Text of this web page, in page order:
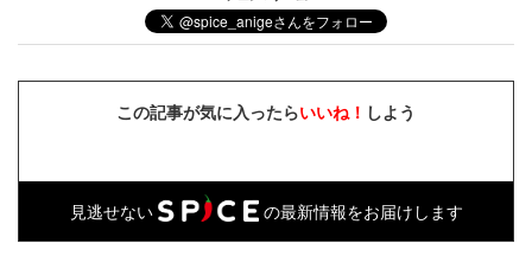
この記事が気に入ったらいいね！ しよう
見逃せない の最新情報をお届けします